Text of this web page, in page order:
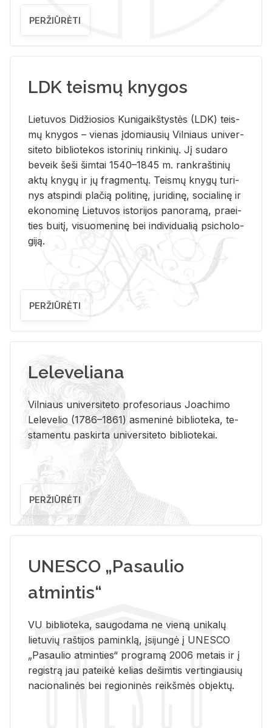
PERŽIŪRĖTI
LDK teismų knygos
Lie­tu­vos Di­džio­sios Ku­ni­gaikš­tys­tės (LDK) teis­
mų kny­gos – vie­nas įdo­miau­sių Vil­niaus uni­ver­
si­te­to bi­b­lio­te­kos is­to­ri­nių rin­ki­nių. Jį su­da­ro
be­veik šeši šim­tai 1540–1845 m. rank­raš­ti­nių
aktų kny­gų ir jų frag­men­tų. Teis­mų kny­gų tu­ri­
nys at­spin­di pla­čią po­li­ti­nę, ju­ri­di­nę, so­cia­li­nę ir
eko­no­mi­nę Lie­tu­vos is­to­ri­jos pa­no­ra­mą, pra­ei­
ties bui­tį, vi­suo­me­ni­nę bei in­di­vi­dua­lią psi­cho­lo­
gi­ją.
PERŽIŪRĖTI
Leleveliana
Vil­niaus uni­ver­si­te­to pro­fe­so­riaus Jo­a­chi­mo
Le­le­ve­lio (1786–1861) as­me­ni­nė bi­b­lio­te­ka, te­
sta­men­tu pa­skir­ta uni­ver­si­te­to bi­b­lio­te­kai.
PERŽIŪRĖTI
UNESCO „Pasaulio
atmintis“
VU biblioteka, saugodama ne vieną unikalų
lietuvių raštijos paminklą, įsijungė į UNESCO
„Pasaulio atminties“ programą 2006 metais ir į
registrą jau pateikė kelias dešimtis vertingiausių
nacionalinės bei regioninės reikšmės objektų.